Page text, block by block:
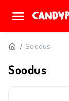
Soodus
Soodus